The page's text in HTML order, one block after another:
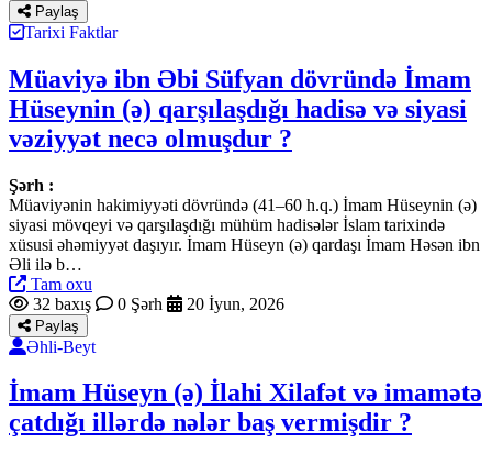
Paylaş
Tarixi Faktlar
Müaviyə ibn Əbi Süfyan dövründə İmam
Hüseynin (ə) qarşılaşdığı hadisə və siyasi
vəziyyət necə olmuşdur ?
Şərh :
Müaviyənin hakimiyyəti dövründə (41–60 h.q.) İmam Hüseynin (ə)
siyasi mövqeyi və qarşılaşdığı mühüm hadisələr İslam tarixində
xüsusi əhəmiyyət daşıyır. İmam Hüseyn (ə) qardaşı İmam Həsən ibn
Əli ilə b…
Tam oxu
32 baxış
0 Şərh 20 İyun, 2026
Paylaş
Əhli-Beyt
İmam Hüseyn (ə) İlahi Xilafət və imamətə
çatdığı illərdə nələr baş vermişdir ?